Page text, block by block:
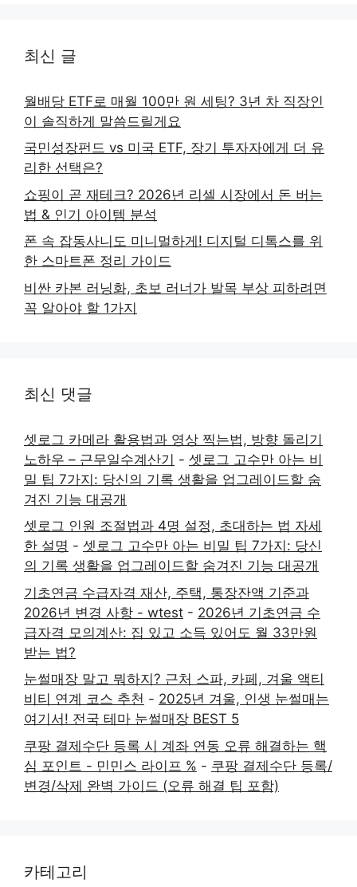
최신 글
월배당 ETF로 매월 100만 원 세팅? 3년 차 직장인
이 솔직하게 말씀드릴게요
국민성장펀드 vs 미국 ETF, 장기 투자자에게 더 유
리한 선택은?
쇼핑이 곧 재테크? 2026년 리셀 시장에서 돈 버는
법 & 인기 아이템 분석
폰 속 잡동사니도 미니멀하게! 디지털 디톡스를 위
한 스마트폰 정리 가이드
비싼 카본 러닝화, 초보 러너가 발목 부상 피하려면
꼭 알아야 할 1가지
최신 댓글
셋로그 카메라 활용법과 영상 찍는법, 방향 돌리기
노하우 – 근무일수계산기 - 셋로그 고수만 아는 비
밀 팁 7가지: 당신의 기록 생활을 업그레이드할 숨
겨진 기능 대공개
셋로그 인원 조절법과 4명 설정, 초대하는 법 자세
한 설명 - 셋로그 고수만 아는 비밀 팁 7가지: 당신
의 기록 생활을 업그레이드할 숨겨진 기능 대공개
기초연금 수급자격 재산, 주택, 통장잔액 기준과
2026년 변경 사항 - wtest - 2026년 기초연금 수
급자격 모의계산: 집 있고 소득 있어도 월 33만원
받는 법?
눈썰매장 말고 뭐하지? 근처 스파, 카페, 겨울 액티
비티 연계 코스 추천 - 2025년 겨울, 인생 눈썰매는
여기서! 전국 테마 눈썰매장 BEST 5
쿠팡 결제수단 등록 시 계좌 연동 오류 해결하는 핵
심 포인트 - 민민스 라이프 % - 쿠팡 결제수단 등록/
변경/삭제 완벽 가이드 (오류 해결 팁 포함)
카테고리